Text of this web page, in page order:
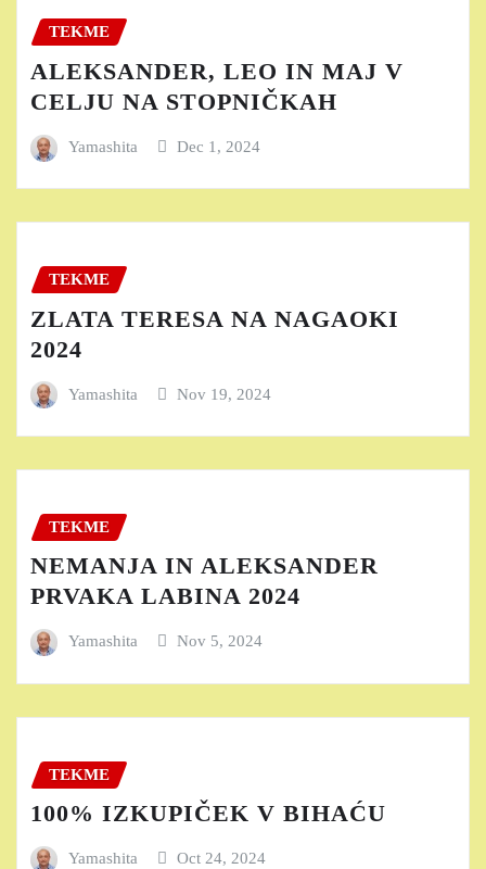
TEKME
ALEKSANDER, LEO IN MAJ V
CELJU NA STOPNIČKAH
Yamashita Dec 1, 2024
TEKME
ZLATA TERESA NA NAGAOKI
2024
Yamashita Nov 19, 2024
TEKME
NEMANJA IN ALEKSANDER
PRVAKA LABINA 2024
Yamashita Nov 5, 2024
TEKME
100% IZKUPIČEK V BIHAĆU
Yamashita Oct 24, 2024